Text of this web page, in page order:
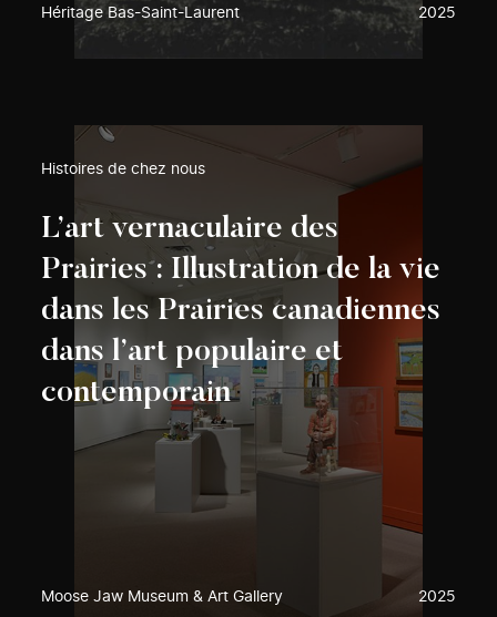
Héritage Bas-Saint-Laurent 2025
Histoires de chez nous
L’art vernaculaire des
Prairies : Illustration de la vie
dans les Prairies canadiennes
dans l’art populaire et
contemporain
Moose Jaw Museum & Art Gallery 2025